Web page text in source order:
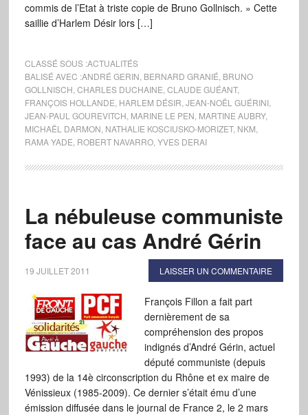
commis de l’Etat à triste copie de Bruno Gollnisch. » Cette
saillie d’Harlem Désir lors […]
CLASSÉ SOUS :ACTUALITÉS
BALISÉ AVEC :ANDRÉ GERIN BERNARD GRANIÉ BRUNO
GOLLNISCH CHARLES DUCHAINE CLAUDE GUÉANT,
FRANÇOIS HOLLANDE HARLEM DÉSIR JEAN-NOËL GUÉRINI,
JEAN-PAUL GOUREVITCH MARINE LE PEN MARTINE AUBRY,
MICHAËL DARMON NATHALIE KOSCIUSKO-MORIZET, NKM
RAMA YADE ROBERT NAVARRO, YVES DERAI
La nébuleuse communiste
face au cas André Gérin
19 JUILLET 2011 LAISSER UN COMMENTAIRE
François Fillon a fait part
dernièrement de sa
compréhension des propos
indignés d’André Gérin, actuel
député communiste (depuis
1993) de la 14è circonscription du Rhône et ex maire de
Vénissieux (1985-2009). Ce dernier s’était ému d’une
émission diffusée dans le journal de France 2, le 2 mars